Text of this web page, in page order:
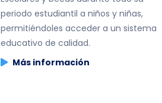
periodo estudiantil a niños y niñas,
permitiéndoles acceder a un sistema
educativo de calidad.
Más información